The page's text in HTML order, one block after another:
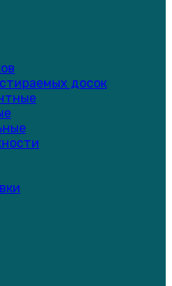
досок